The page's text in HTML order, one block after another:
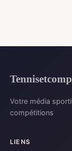
Votre média
compétitions
LIENS